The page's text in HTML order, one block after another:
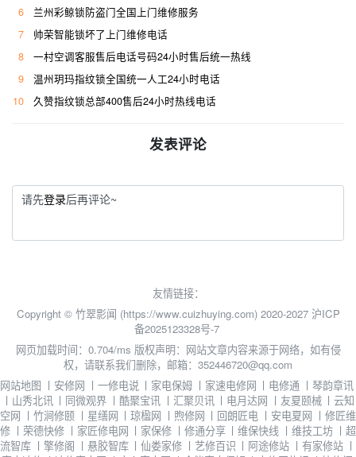
6
兰州彩鲸锁防盗门全国上门维修服务
7
帅荣智能锁坏了上门维修电话
8
一村空调客服售后电话号码24小时售后统一热线
9
温州玥玛指纹锁全国统一人工24小时电话
10
久赞指纹锁总部400售后24小时热线电话
发表评论
请先登录后再评论~
友情链接：
Copyright © 竹翠影闻 (https://www.cuizhuying.com) 2020-2027 沪ICP
备2025123328号-7
网页加载时间：0.704/ms 版权声明：网站文章内容来源于网络，如有侵
权，请联系我们删除，邮箱：352446720@qq.com
网站地图 丨 安修网 丨 一修电说 丨 家电保姆 丨 家速电修网 丨 电修通 丨琴韵章讯
丨 山秀北讯 丨 同微观界 丨 酷聚宝讯 丨 汇聚贝讯 丨 电月达网 丨 友夏颐械 丨云知
空网 丨 竹涧修颐 丨 星缮网 丨琼楹网 丨 煦修网 丨 回朗匠电 丨 安电夏网 丨 修匠维
修 丨 荣德快修 丨 家匠修电网 丨 家保修 丨 修通分享 丨维保快线 丨维技工坊 丨 超
流智库 丨 擎修阁 丨 悬胶智库 丨仙娄家修 丨 艺修百识 丨 阿途修站 丨 有家修站 丨